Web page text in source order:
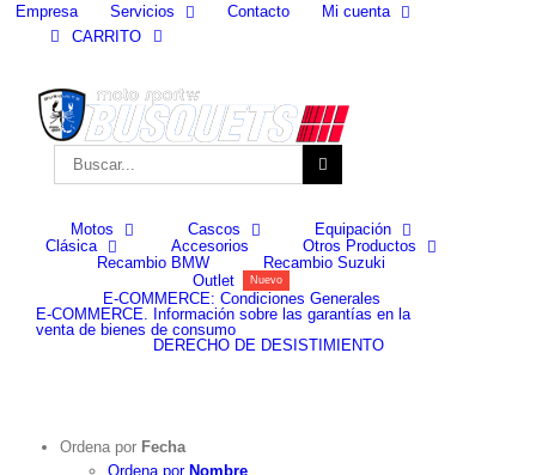
Skip
facebook
instagram
Empresa Servicios Contacto
Mi cuenta
CARRITO
Buscar:
Buscar:Motos Cascos
Equipación
Clásica
Accesorios
Otros Productos
Recambio BMW
Recambio Suzuki
Outlet
Nuevo
E-COMMERCE: Condiciones Generales
E-COMMERCE. Información sobre las garantías en la
venta de bienes de consumo
DERECHO DE DESISTIMIENTO
Ordena por Fecha
Ordena por Nombre